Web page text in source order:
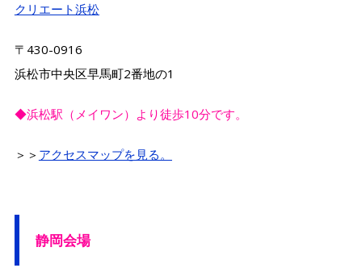
クリエート浜松
〒430-0916
浜松市中央区早馬町2番地の1
◆浜松駅（メイワン）より徒歩10分です。
＞＞ アクセスマップを見る。
静岡会場